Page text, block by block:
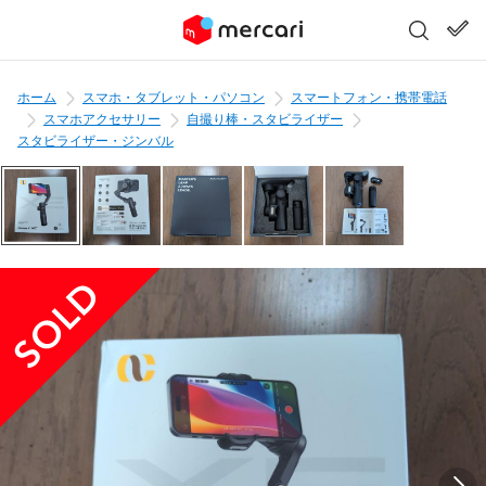
ホーム スマホ・タブレット・パソコン
スマートフォン・携帯電話
スマホアクセサリー
自撮り棒・スタビライザー
スタビライザー・ジンバル